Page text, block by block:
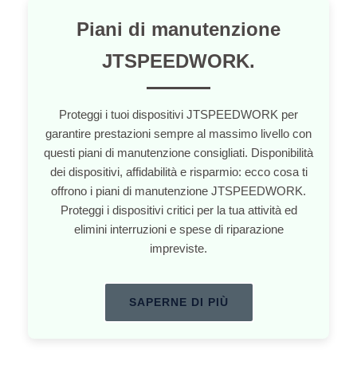
Piani di manutenzione
JTSPEEDWORK.
Proteggi i tuoi dispositivi JTSPEEDWORK per
garantire prestazioni sempre al massimo livello con
questi piani di manutenzione consigliati. Disponibilità
dei dispositivi, affidabilità e risparmio: ecco cosa ti
offrono i piani di manutenzione JTSPEEDWORK.
Proteggi i dispositivi critici per la tua attività ed
elimini interruzioni e spese di riparazione
impreviste.
SAPERNE DI PIÙ